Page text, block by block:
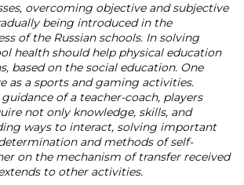
overcoming objective and subjective
being introduced in the
of the Russian schools. In solving
health should help physical education
based on the social education. One
as a sports and gaming activities.
of a teacher-coach, players
not only knowledge, skills, and
ways to interact, solving important
and methods of self-
on the mechanism of transfer received
to other activities.